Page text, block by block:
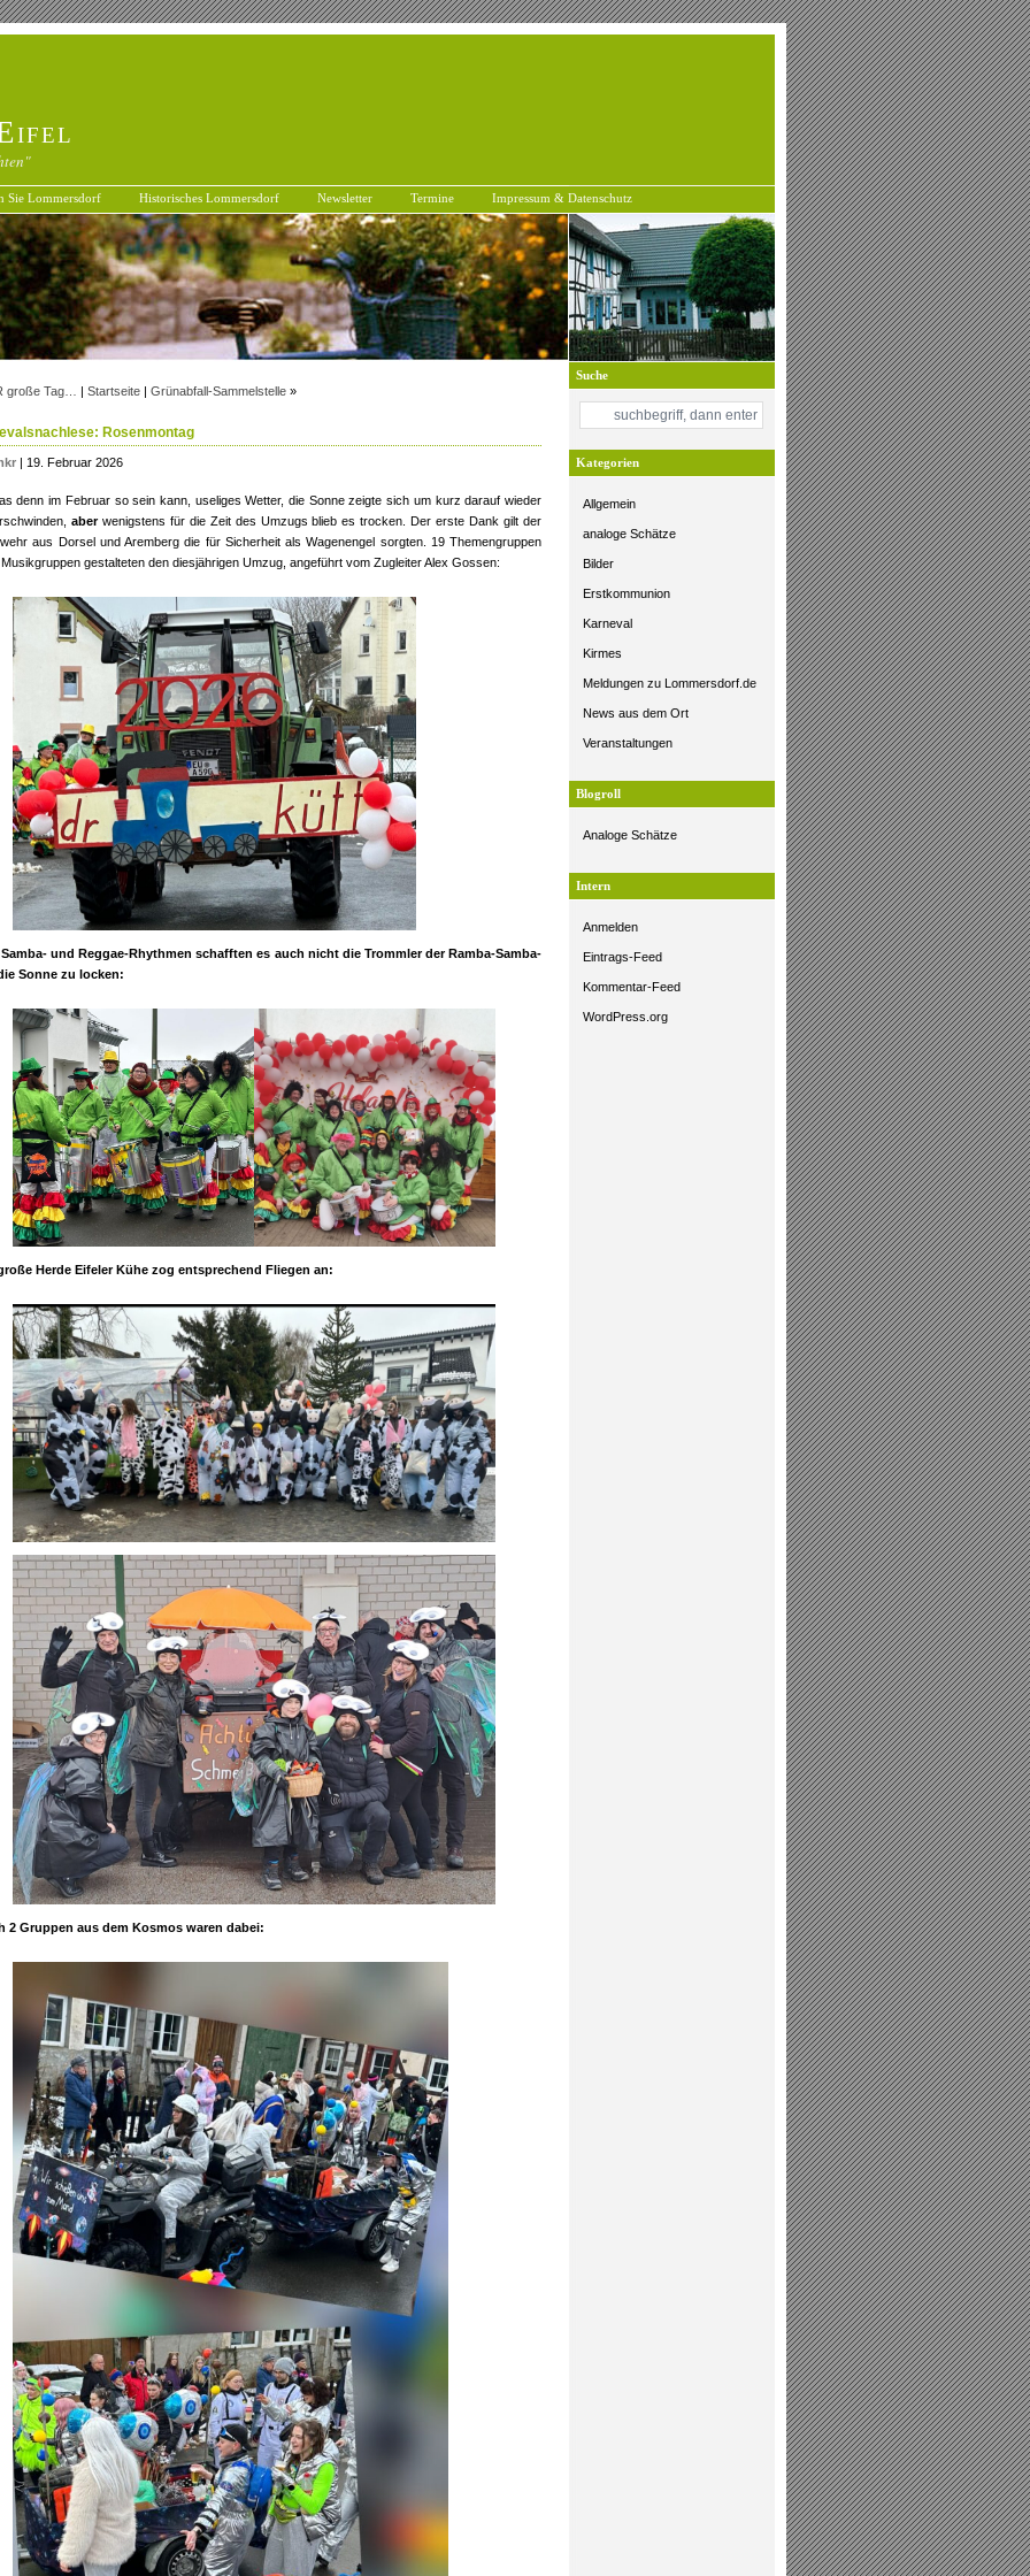
Sie Lommersdorf Historisches Lommersdorf Newsletter Termine Impressum & Datenschutz
Suche
Kategorien
Allgemein
analoge Schätze
Bilder
Erstkommunion
Karneval
Kirmes
Meldungen zu Lommersdorf.de
News aus dem Ort
Veranstaltungen
Blogroll
Analoge Schätze
Intern
Anmelden
Eintrags-Feed
Kommentar-Feed
WordPress.org
große Tag… | Startseite | Grünabfall-Sammelstelle »
Rosenmontag
| 19. Februar 2026
denn im Februar so sein kann, useliges Wetter, die Sonne zeigte sich um kurz darauf wieder
aberwenigstens für die Zeit des Umzugs blieb es trocken. Der erste Dank gilt der
aus Dorsel und Aremberg die für Sicherheit als Wagenengel sorgten. 19 Themengruppen
gestalteten den diesjährigen Umzug, angeführt vom Zugleiter Alex Gossen:
und Reggae-Rhythmen schafften es auch nicht die Trommler der Ramba-Samba-
Sonne zu locken:
Herde Eifeler Kühe zog entsprechend Fliegen an:
2 Gruppen aus dem Kosmos waren dabei: